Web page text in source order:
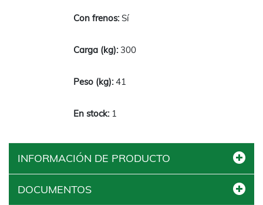
Sí
300
41
1
INFORMACIÓN DE PRODUCTO
DOCUMENTOS